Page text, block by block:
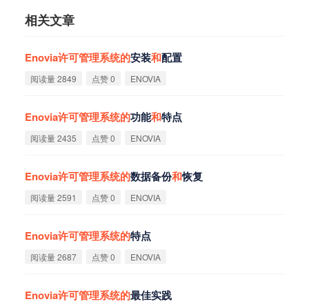
相关文章
Enovia许可管理系统的安装和配置
阅读量 2849 点赞 0 ENOVIA
Enovia许可管理系统的功能和特点
阅读量 2435 点赞 0 ENOVIA
Enovia许可管理系统的数据备份和恢复
阅读量 2591 点赞 0 ENOVIA
Enovia许可管理系统的特点
阅读量 2687 点赞 0 ENOVIA
Enovia许可管理系统的最佳实践